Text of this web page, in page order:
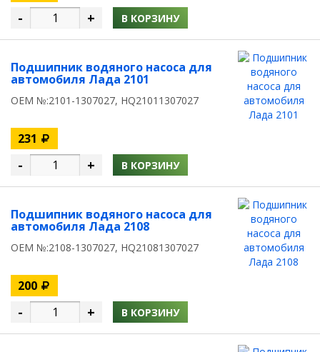
- + В КОРЗИНУ
Подшипник водяного насоса для
автомобиля Лада 2101
OEM №:2101-1307027, HQ21011307027
231
- + В КОРЗИНУ
Подшипник водяного насоса для
автомобиля Лада 2108
OEM №:2108-1307027, HQ21081307027
200
- + В КОРЗИНУ